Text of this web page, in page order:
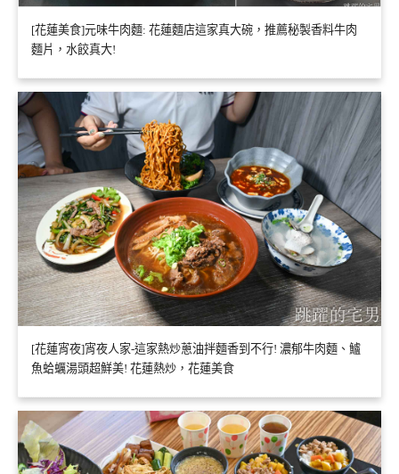
[花蓮美食]元味牛肉麵: 花蓮麵店這家真大碗，推薦秘製香料牛肉
麵片，水餃真大!
[花蓮宵夜]宵夜人家-這家熱炒蔥油拌麵香到不行! 濃郁牛肉麵、鱸
魚蛤蠣湯頭超鮮美! 花蓮熱炒，花蓮美食